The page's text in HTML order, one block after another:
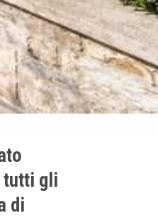
tutti gli
di